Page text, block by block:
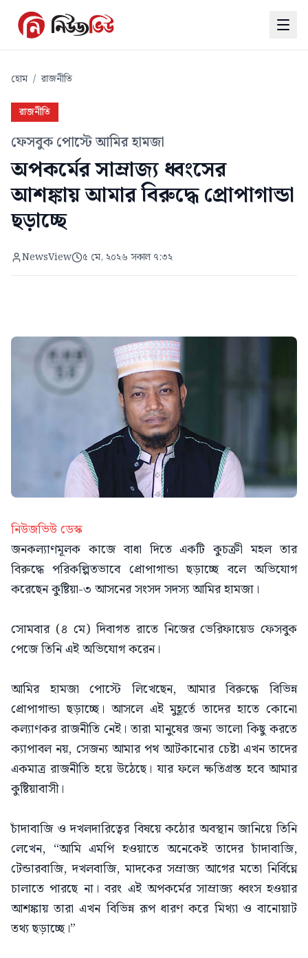
হোম / রাজনীতি
রাজনীতি
ফেসবুক পোস্টে আমির হামজা
অপকর্মের সাম্রাজ্য ধ্বংসের
আশঙ্কায় আমার বিরুদ্ধে প্রোপাগান্ডা
ছড়াচ্ছে
NewsView ৫ মে, ২০২৬ সকাল ৭:৩২
নিউজভিউ ডেস্ক
জনকল্যাণমূলক কাজে বাধা দিতে একটি কুচক্রী মহল তার
বিরুদ্ধে পরিকল্পিতভাবে প্রোপাগান্ডা ছড়াচ্ছে বলে অভিযোগ
করেছেন কুষ্টিয়া-৩ আসনের সংসদ সদস্য আমির হামজা।
সোমবার (৪ মে) দিবাগত রাতে নিজের ভেরিফায়েড ফেসবুক
পেজে তিনি এই অভিযোগ করেন।
আমির হামজা পোস্টে লিখেছেন, আমার বিরুদ্ধে বিভিন্ন
প্রোপাগান্ডা ছড়াচ্ছে। আসলে এই মুহূর্তে তাদের হাতে কোনো
কল্যাণকর রাজনীতি নেই। তারা মানুষের জন্য ভালো কিছু করতে
ক্যাপাবল নয়, সেজন্য আমার পথ আটকানোর চেষ্টা এখন তাদের
একমাত্র রাজনীতি হয়ে উঠেছে। যার ফলে ক্ষতিগ্রস্ত হবে আমার
কুষ্টিয়াবাসী।
চাঁদাবাজি ও দখলদারিত্বের বিষয়ে কঠোর অবস্থান জানিয়ে তিনি
লেখেন, “আমি এমপি হওয়াতে অনেকেই তাদের চাঁদাবাজি,
টেন্ডারবাজি, দখলবাজি, মাদকের সম্রাজ্য আগের মতো নির্বিঘ্নে
চালাতে পারছে না। বরং এই অপকর্মের সাম্রাজ্য ধ্বংস হওয়ার
আশঙ্কায় তারা এখন বিভিন্ন রূপ ধারণ করে মিথ্যা ও বানোয়াট
তথ্য ছড়াচ্ছে।”